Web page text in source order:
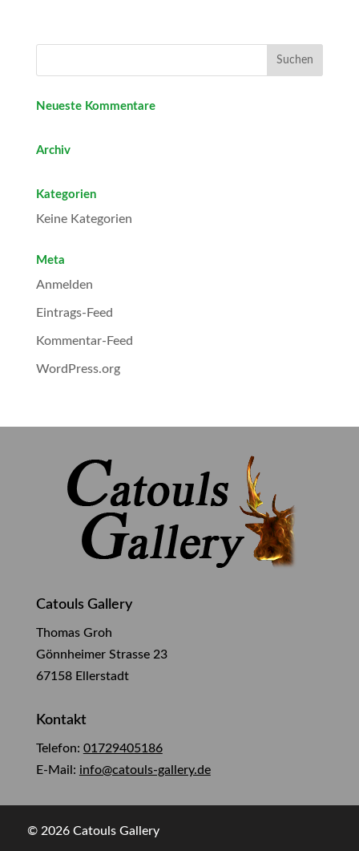
Neueste Kommentare
Archiv
Kategorien
Keine Kategorien
Meta
Anmelden
Eintrags-Feed
Kommentar-Feed
WordPress.org
Catouls Gallery
Thomas Groh
Gönnheimer Strasse 23
67158 Ellerstadt
Kontakt
Telefon: 01729405186
E-Mail: info@catouls-gallery.de
© 2026 Catouls Gallery